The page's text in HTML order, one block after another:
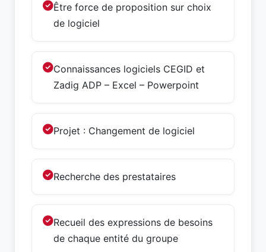
Être force de proposition sur choix
de logiciel
Connaissances logiciels CEGID et
Zadig ADP – Excel – Powerpoint
Projet : Changement de logiciel
Recherche des prestataires
Recueil des expressions de besoins
de chaque entité du groupe